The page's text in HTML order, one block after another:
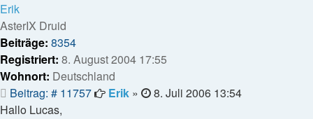
Erik
AsterIX Druid
Beiträge: 8354
Registriert: 8. August 2004 17:55
Wohnort: Deutschland
Beitrag: # 11757Beitrag
Erik »
8. Juli 2006 13:54
Hallo Lucas,